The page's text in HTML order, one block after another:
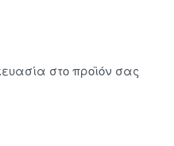
στο προϊόν σας